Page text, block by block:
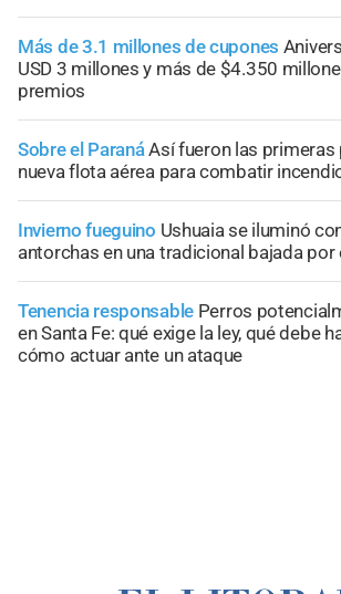
Más de 3.1 millones de cupones
USD 3 millones y más de $4.350
premios
Sobre el ParanáAsí fueron las primeras
nueva flota aérea para combatir
Invierno fueguino Ushuaia se iluminó
antorchas en una tradicional bajada
Tenencia responsable Perros
en Santa Fe: qué exige la ley, qué debe
cómo actuar ante un ataque